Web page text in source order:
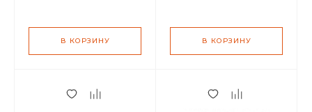
В КОРЗИНУ В КОРЗИНУ